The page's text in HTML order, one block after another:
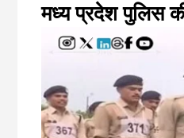
मध्य प्रदेश पुलिस